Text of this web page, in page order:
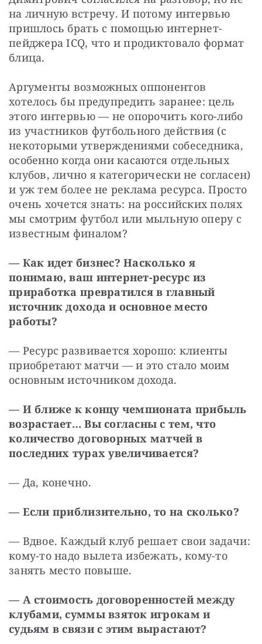
на личную встречу. И потому интервью
пришлось брать с помощью интернет-
пейджера ICQ, что и продиктовало формат
блица.
Аргументы возможных оппонентов
хотелось бы предупредить заранее: цель
этого интервью — не опорочить кого-либо
из участников футбольного действия (с
некоторыми утверждениями собеседника,
особенно когда они касаются отдельных
клубов, лично я категорически не согласен)
и уж тем более не реклама ресурса. Просто
очень хочется знать: на российских полях
мы смотрим футбол или мыльную оперу с
известным финалом?
— Как идет бизнес? Насколько я
понимаю, ваш интернет-ресурс из
приработка превратился в главный
источник дохода и основное место
работы?
— Ресурс развивается хорошо: клиенты
приобретают матчи — и это стало моим
основным источником дохода.
— И ближе к концу чемпионата прибыль
возрастает… Вы согласны с тем, что
количество договорных матчей в
последних турах увеличивается?
— Да, конечно.
— Если приблизительно, то на сколько?
— Вдвое. Каждый клуб решает свои задачи:
кому-то надо вылета избежать, кому-то
занять место повыше.
— А стоимость договоренностей между
клубами, суммы взяток игрокам и
судьям в связи с этим вырастают?